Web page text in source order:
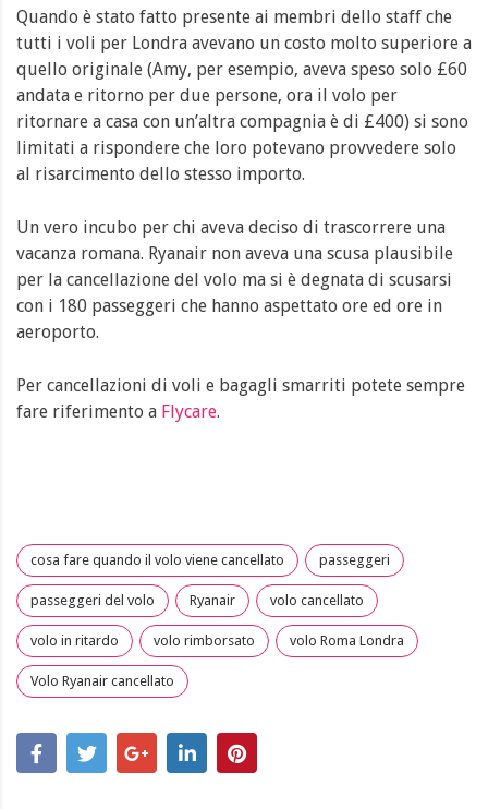
Quando è stato fatto presente ai membri dello staff che
tutti i voli per Londra avevano un costo molto superiore a
quello originale (Amy, per esempio, aveva speso solo £60
andata e ritorno per due persone, ora il volo per
ritornare a casa con un’altra compagnia è di £400) si sono
limitati a rispondere che loro potevano provvedere solo
al risarcimento dello stesso importo.
Un vero incubo per chi aveva deciso di trascorrere una
vacanza romana. Ryanair non aveva una scusa plausibile
per la cancellazione del volo ma si è degnata di scusarsi
con i 180 passeggeri che hanno aspettato ore ed ore in
aeroporto.
Per cancellazioni di voli e bagagli smarriti potete sempre
fare riferimento a Flycare.
cosa fare quando il volo viene cancellato passeggeri
passeggeri del volo Ryanair volo cancellato
volo in ritardo volo rimborsato volo Roma Londra
Volo Ryanair cancellato